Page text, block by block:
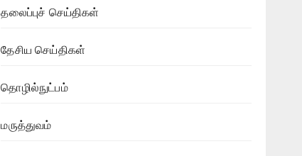
தலைப்புச் செய்திகள்
தேசிய செய்திகள்
தொழில்நுட்பம்
மருத்துவம்